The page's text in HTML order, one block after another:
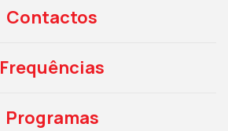
Contactos
Frequências
Programas